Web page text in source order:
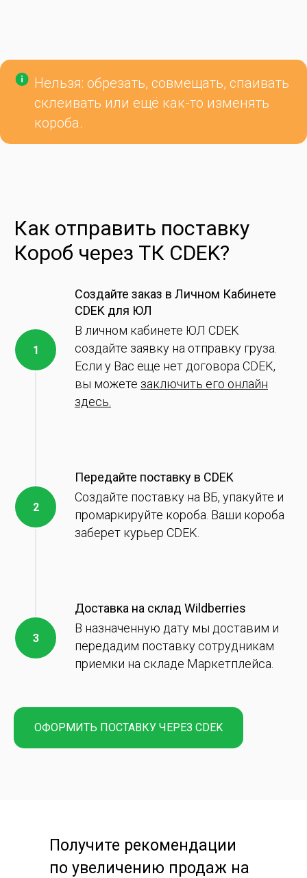
Нельзя: обрезать, совмещать, спаивать
склеивать или ещё как-то изменять
короба.
Как отправить поставку
Короб через ТК CDEK?
Создайте заказ в Личном Кабинете
CDEK для ЮЛ
В личном кабинете ЮЛ CDEK
создайте заявку на отправку груза.
Если у Вас еще нет договора CDEK,
вы можете заключить его онлайн
здесь.
Передайте поставку в CDEK
Создайте поставку на ВБ, упакуйте и
промаркируйте короба. Ваши короба
заберет курьер CDEK.
Доставка на склад Wildberries
В назначенную дату мы доставим и
передадим поставку сотрудникам
приемки на складе Маркетплейса.
ОФОРМИТЬ ПОСТАВКУ ЧЕРЕЗ CDEK
Получите рекомендации
по увеличению продаж на